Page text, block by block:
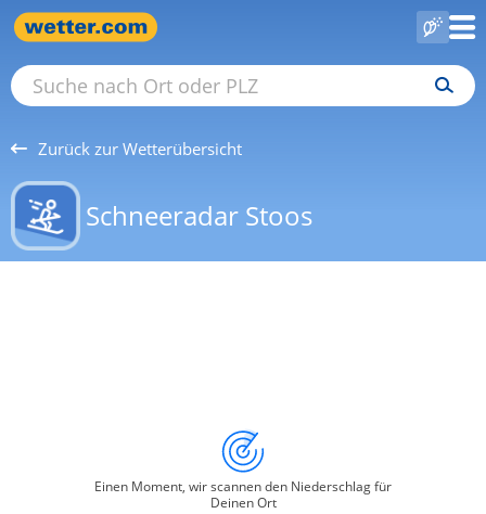
Zurück zur Wetterübersicht
Schneeradar Stoos
Einen Moment, wir scannen den Niederschlag für
Deinen Ort